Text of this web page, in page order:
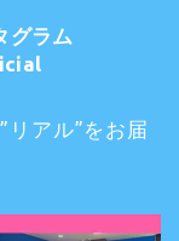
グラム
リアル”をお届